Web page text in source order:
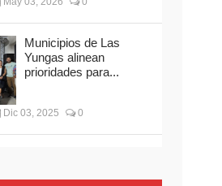
Municipios de Las
Yungas alinean
prioridades para...
Dic 03, 2025 0